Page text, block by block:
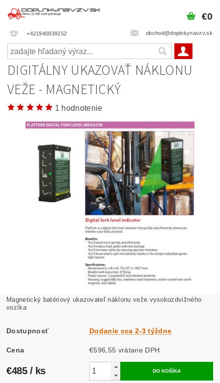
+421940939152 obchod@doplnkynavzv.sk
€0
DIGITÁLNY UKAZOVAŤ NÁKLONU
VEŽE - MAGNETICKÝ
1 hodnotenie
Magnetický batériový ukazovateľ náklonu veže vysokozdvižného
vozíka
Dostupnosť Dodanie cca 2-3 týždne
Cena €596,55 vrátane DPH
€485 / ks